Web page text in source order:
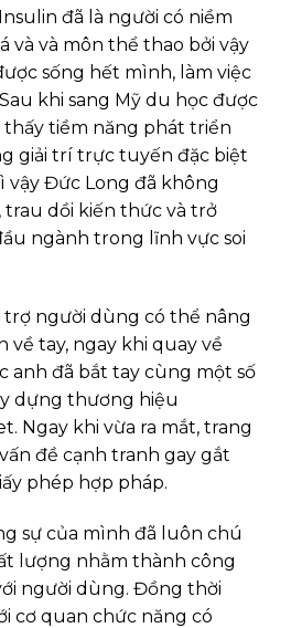
đã là người có niềm
và và môn thể thao bởi vậy
sống hết mình, làm việc
khi sang Mỹ du học được
thấy tiềm năng phát triển
giải trí trực tuyến đặc biệt
vậy Đức Long đã không
dồi kiến thức và trở
ngành trong lĩnh vực soi
người dùng có thể nâng
về tay, ngay khi quay về
anh đã bắt tay cùng một số
dựng thương hiệu
Ngay khi vừa ra mắt, trang
đề cạnh tranh gay gắt
phép hợp pháp.
sự của mình đã luôn chú
lượng nhằm thành công
người dùng. Đồng thời
cơ quan chức năng có